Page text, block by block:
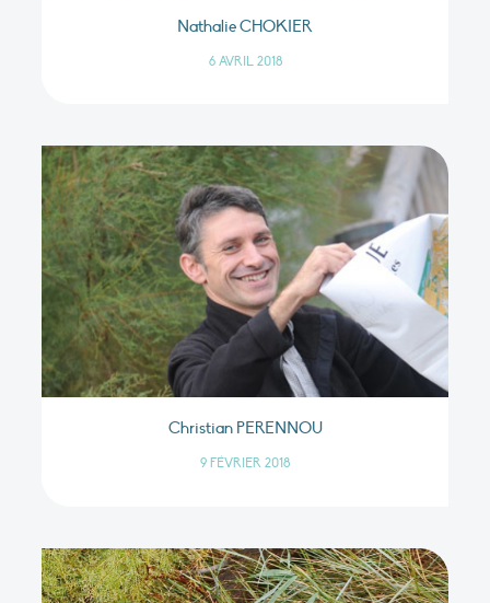
Nathalie CHOKIER
6 AVRIL 2018
Christian PERENNOU
9 FÉVRIER 2018